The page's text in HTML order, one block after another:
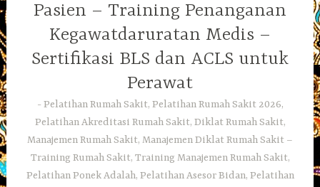
Pasien – Training Penanganan
Kegawatdaruratan Medis –
Sertifikasi BLS dan ACLS untuk
Perawat
Pelatihan Rumah Sakit, Pelatihan Rumah Sakit 2026,
Pelatihan Akreditasi Rumah Sakit, Diklat Rumah Sakit,
Manajemen Rumah Sakit, Manajemen Diklat Rumah Sakit –
Training Rumah Sakit, Training Manajemen Rumah Sakit,
Pelatihan Ponek Adalah, Pelatihan Asesor Bidan, Pelatihan